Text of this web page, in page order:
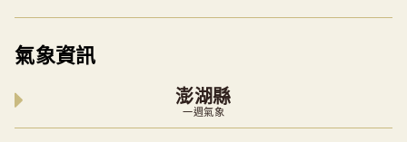
氣象資訊
澎湖縣
一週氣象